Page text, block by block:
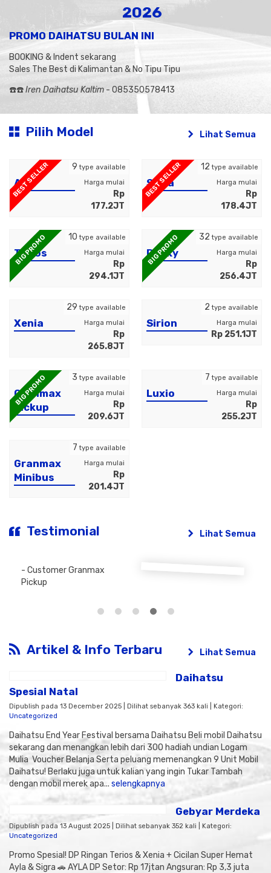
2026
PROMO DAIHATSU BULAN INI
BOOKING & Indent sekarang
Sales The Best di Kalimantan & No Tipu Tipu
☎️☎️Iren Daihatsu Kaltim - 085350578413
Pilih Model
Ayla Harga mulai
Rp
177.2JT
BEST SELLER 9type available
Sigra Harga mulai
Rp
178.4JT
BEST SELLER 12type available
Terios Harga mulai
Rp
294.1JT
BIG PROMO 10type available
Rocky Harga mulai
Rp
256.4JT
BIG PROMO 32type available
Xenia Harga mulai
Rp
265.8JT
29type available
Sirion Harga mulai
Rp 251.1JT
2type available
Granmax
Pickup
Harga mulai
Rp
209.6JT
BIG PROMO 3type available
Luxio Harga mulai
Rp
255.2JT
7type available
Granmax
Minibus
Harga mulai
Rp
201.4JT
7type available
Lihat Semua
Testimonial
- Customer Granmax
Pickup
Lihat Semua
Artikel & Info Terbaru
Daihatsu
Spesial Natal
Dipublish pada 13 December 2025 | Dilihat sebanyak 363 kali | Kategori:
Uncategorized
Daihatsu End Year Festival bersama Daihatsu Beli mobil Daihatsu
sekarang dan menangkan lebih dari 300 hadiah undian Logam
Mulia Voucher Belanja Serta peluang memenangkan 9 Unit Mobil
Daihatsu! Berlaku juga untuk kalian yang ingin Tukar Tambah
dengan mobil merek apa... selengkapnya
Gebyar Merdeka
Dipublish pada 13 August 2025 | Dilihat sebanyak 352 kali | Kategori:
Uncategorized
Promo Spesial! DP Ringan Terios & Xenia + Cicilan Super Hemat
Ayla & Sigra 🚗 AYLA DP Setor: Rp 17jtan Angsuran: Rp 3,3 juta
Lihat Semua